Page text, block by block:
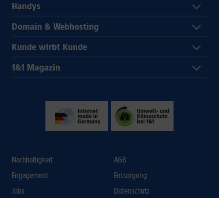
Handys
Domain & Webhosting
Kunde wirbt Kunde
1&1 Magazin
Nachhaltigkeit
Engagement
Jobs
AGB
Entsorgung
Datenschutz